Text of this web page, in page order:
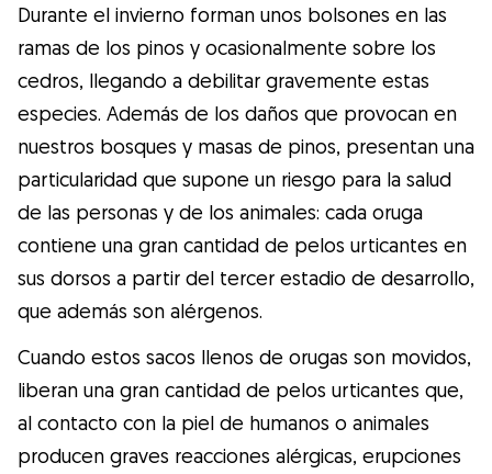
¿Qué es Gudog?
Gudog es la forma más fácil de encontrar y
reservar con el cuidador de perros
perfecto. ¡Miles de cuidadores están
disponibles para cuidar de tu perro como si
fuera un miembro más de su familia! Todas
las reservas incluyen Cobertura Veterinaria
y cancelación gratuíta
Descubre Gudog
Durante el invierno forman unos bolsones en las
ramas de los pinos y ocasionalmente sobre los
cedros, llegando a debilitar gravemente estas
especies. Además de los daños que provocan en
nuestros bosques y masas de pinos, presentan una
particularidad que supone un riesgo para la salud
de las personas y de los animales: cada oruga
contiene una gran cantidad de pelos urticantes en
sus dorsos a partir del tercer estadio de desarrollo,
que además son alérgenos.
Cuando estos sacos llenos de orugas son movidos,
liberan una gran cantidad de pelos urticantes que,
al contacto con la piel de humanos o animales
producen graves reacciones alérgicas, erupciones